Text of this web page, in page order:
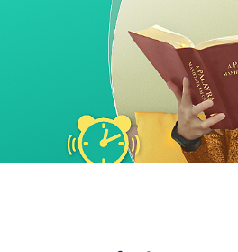
um sentimento inexprimível
para o modo como
meus dias
adequadamente?